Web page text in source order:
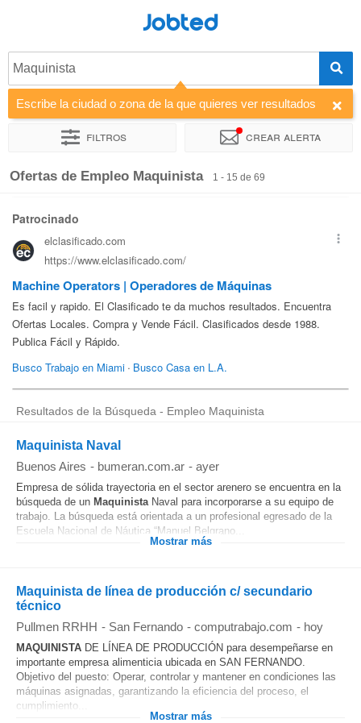
Jobted
Maquinista
Escribe la ciudad o zona de la que quieres ver resultados
Filtros Crear alerta
Ordenar por Empresa Agencia de empleo
Ofertas de Empleo Maquinista 1 - 15 de 69
Resultados de la Búsqueda - Empleo Maquinista
Maquinista Naval
Buenos Aires - bumeran.com.ar - ayer
Empresa de sólida trayectoria en el sector arenero se encuentra en la
búsqueda de un MaquinistaNaval para incorporarse a su equipo de
trabajo. La búsqueda está orientada a un profesional egresado de la
Escuela Nacional de Náutica “Manuel Belgrano...
Mostrar más
Maquinista de línea de producción c/ secundario
técnico
Pullmen RRHH - San Fernando - computrabajo.com - hoy
MAQUINISTA DE LÍNEA DE PRODUCCIÓN para desempeñarse en
importante empresa alimenticia ubicada en SAN FERNANDO.
Objetivo del puesto: Operar, controlar y mantener en condiciones las
máquinas asignadas, garantizando la eficiencia del proceso, el
cumplimiento...
Mostrar más